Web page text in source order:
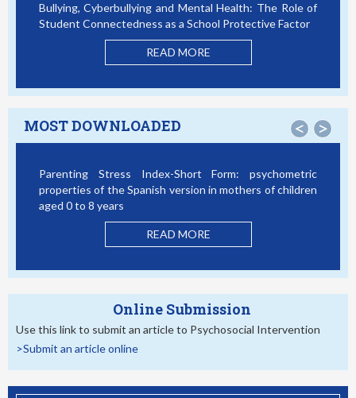
Bullying, Cyberbullying and Mental Health: The Role of
Student Connectedness as a School Protective Factor
READ MORE
MOST DOWNLOADED < >
Parenting Stress Index-Short Form: psychometric
properties of the Spanish version in mothers of children
aged 0 to 8 years
READ MORE
Online Submission
Use this link to submit an article to Psychosocial Intervention
>Submit an article online